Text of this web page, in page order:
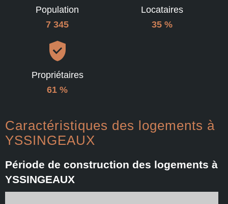
Population
7 345
Locataires
35 %
Propriétaires
61 %
Caractéristiques des logements à
YSSINGEAUX
Période de construction des logements à
YSSINGEAUX